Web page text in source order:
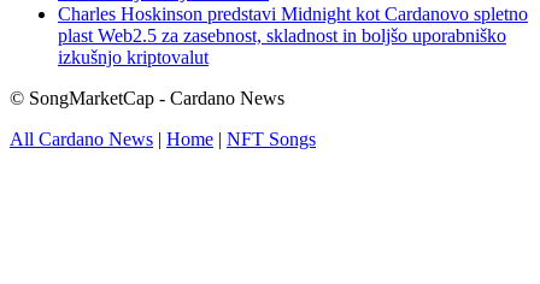
Charles Hoskinson predstavi Midnight kot Cardanovo spletno
plast Web2.5 za zasebnost, skladnost in boljšo uporabniško
izkušnjo kriptovalut
© SongMarketCap - Cardano News
All Cardano News | Home | NFT Songs